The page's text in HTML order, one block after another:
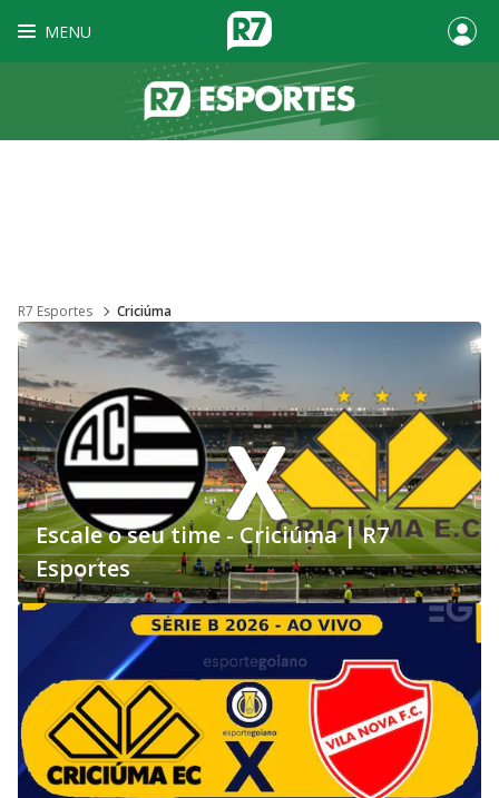
MENU
R7 Esportes Criciúma
Escale o seu time - Criciúma | R7
Esportes